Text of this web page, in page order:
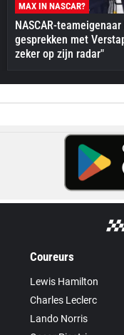
MAX IN NASCAR?
NASCAR-
gesprekken met
zeker op zijn radar"
Coureurs
Lewis Hamilton
Charles Leclerc
Lando Norris